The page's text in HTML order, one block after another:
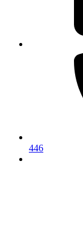
446